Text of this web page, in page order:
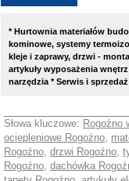
* Hurtownia materiałów
kominowe, systemy
kleje i zaprawy, drzwi -
artykuły wyposażenia
narzędzia * Serwis i
Słowa kluczowe: Rogoźno
ociepleniowe Rogoźno,
Rogoźno, drzwi Rogoźno,
Rogoźno, dachówka